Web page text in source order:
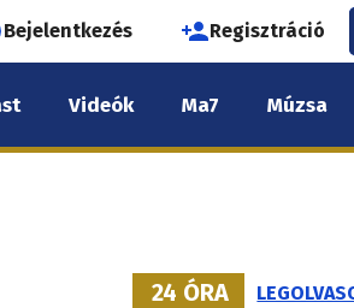
Bejelentkezés Regisztráció
Videók Ma7 Múzsa
24 ÓRA